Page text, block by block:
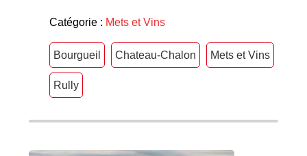
Catégorie : Mets et Vins
Bourgueil Chateau-Chalon Mets et Vins
Rully